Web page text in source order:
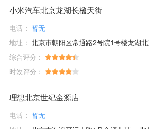
小米汽车北京龙湖长楹天街
电话： 暂无
地址： 北京市朝阳区常通路2号院1号楼龙湖北京长楹天街B栋-1F-C38,B栋-
综合评分：
时效评分：
理想北京世纪金源店
电话： 暂无